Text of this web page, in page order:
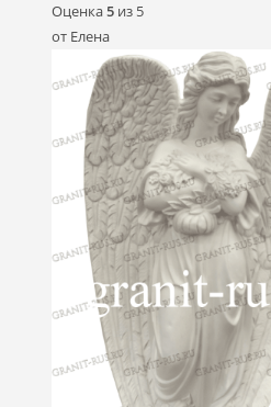
Оценка5 из 5
от Елена